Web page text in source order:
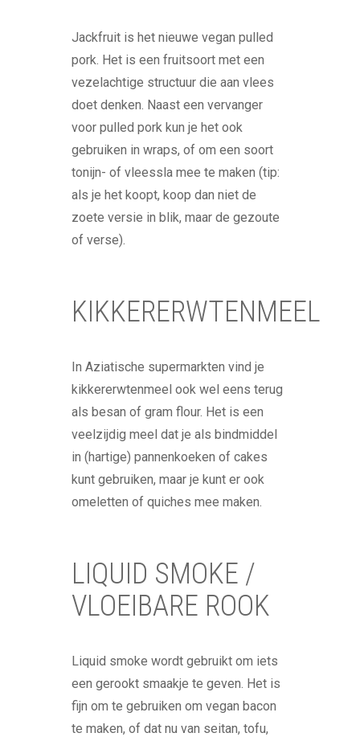
Jackfruit is het nieuwe vegan pulled
pork. Het is een fruitsoort met een
vezelachtige structuur die aan vlees
doet denken. Naast een vervanger
voor pulled pork kun je het ook
gebruiken in wraps, of om een soort
tonijn- of vleessla mee te maken (tip:
als je het koopt, koop dan niet de
zoete versie in blik, maar de gezoute
of verse).
KIKKERERWTENMEEL
In Aziatische supermarkten vind je
kikkererwtenmeel ook wel eens terug
als besan of gram flour. Het is een
veelzijdig meel dat je als bindmiddel
in (hartige) pannenkoeken of cakes
kunt gebruiken, maar je kunt er ook
omeletten of quiches mee maken.
LIQUID SMOKE /
VLOEIBARE ROOK
Liquid smoke wordt gebruikt om iets
een gerookt smaakje te geven. Het is
fijn om te gebruiken om vegan bacon
te maken, of dat nu van seitan, tofu,